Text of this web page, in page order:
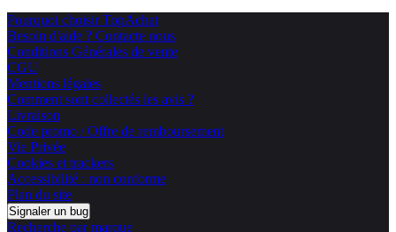
Pourquoi choisir TopAchat
Besoin d'aide ? Contacte nous
Conditions Générales de vente
CGU
Mentions légales
Comment sont collectés les avis ?
Livraison
Code promo / Offre de remboursement
Vie Privée
Cookies et trackers
Accessibilité : non conforme
Plan du site
Signaler un bug
Recherche par marque